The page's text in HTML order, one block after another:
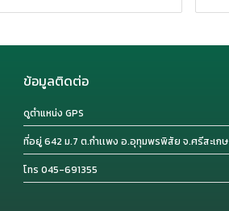
ข้อมูลติดต่อ
ดูตำแหน่ง GPS
ที่อยู่ 642 ม.7 ต.กำเเพง อ.อุทุมพรพิสัย จ.ศรีสะเกษ
โทร 045-691355